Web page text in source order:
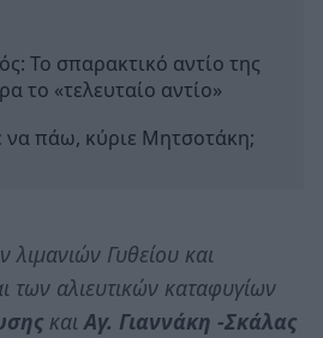
Το σπαρακτικό αντίο της
το «τελευταίο αντίο»
να πάω, κύριε Μητσοτάκη;
λιμανιών Γυθείου και
των αλιευτικών καταφυγίων
καιΑγ. Γιαννάκη -Σκάλας